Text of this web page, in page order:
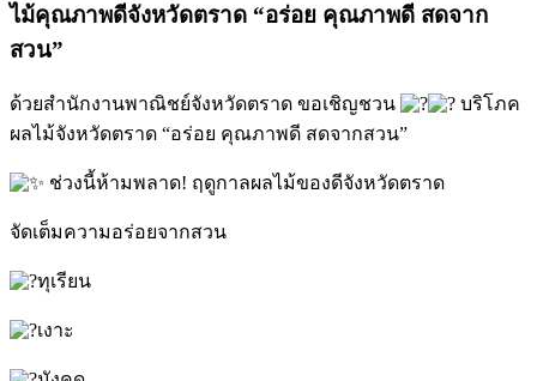
ไม้คุณภาพดีจังหวัดตราด “อร่อย คุณภาพดี สดจาก
สวน”
ด้วยสำนักงานพาณิชย์จังหวัดตราด ขอเชิญชวน
บริโภค
ผลไม้จังหวัดตราด “อร่อย คุณภาพดี สดจากสวน”
ช่วงนี้ห้ามพลาด! ฤดูกาลผลไม้ของดีจังหวัดตราด
จัดเต็มความอร่อยจากสวน
ทุเรียน
เงาะ